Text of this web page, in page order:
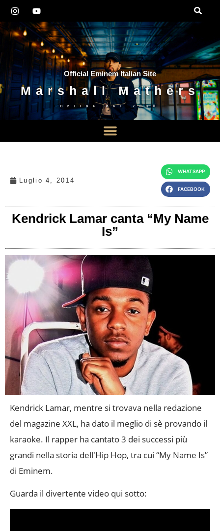
Official Eminem Italian Site
Marshall Mathers
Online dal 2010
Luglio 4, 2014
WHATSAPP
FACEBOOK
Kendrick Lamar canta “My Name
Is”
Kendrick Lamar, mentre si trovava nella redazione
del magazine XXL, ha dato il meglio di sè provando il
karaoke. Il rapper ha cantato 3 dei successi più
grandi nella storia dell'Hip Hop, tra cui “My Name Is”
di Eminem.
Guarda il divertente video qui sotto: